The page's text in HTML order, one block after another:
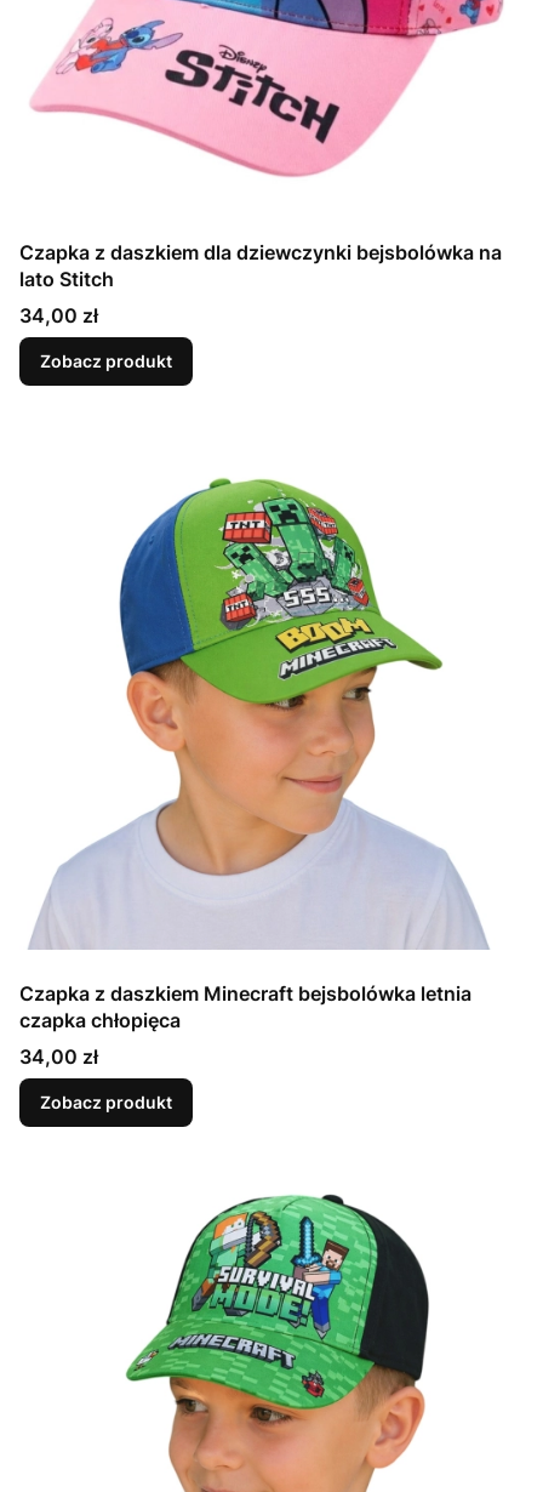
Czapka z daszkiem dla dziewczynki bejsbolówka na
lato Stitch
Cena
34,00 zł
Zobacz produkt
Czapka z daszkiem Minecraft bejsbolówka letnia
czapka chłopięca
Cena
34,00 zł
Zobacz produkt